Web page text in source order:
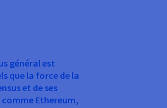
général est
que la force de la
et de ses
Ethereum,